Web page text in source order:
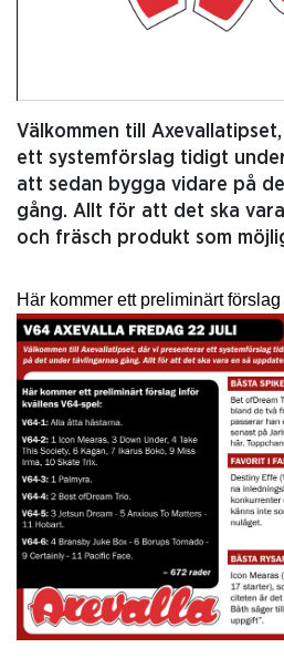
Välkommen till
ett systemförslag tidigt
att sedan bygga vidare på
gång. Allt för att det ska
och fräsch produkt som
Här kommer ett preliminärt